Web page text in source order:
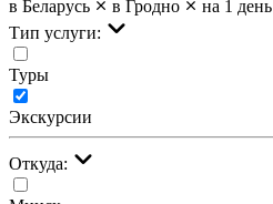
в Беларусь
в Гродно на 1 день
Тип услуги:
Туры
Экскурсии
Откуда: